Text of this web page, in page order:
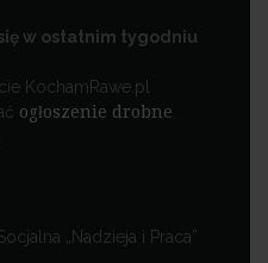
w ostatnim tygodniu
KochamRawe.pl
ogłoszenie drobne
„Nadzieja i Praca”